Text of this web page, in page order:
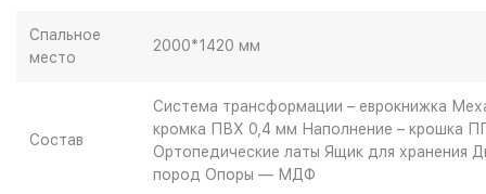
Спальное
место
2000*1420 мм
Состав
Система трансформации – еврокнижка
кромка ПВХ 0,4 мм Наполнение – крошка
Ортопедические латы Ящик для хранения
пород Опоры — МДФ